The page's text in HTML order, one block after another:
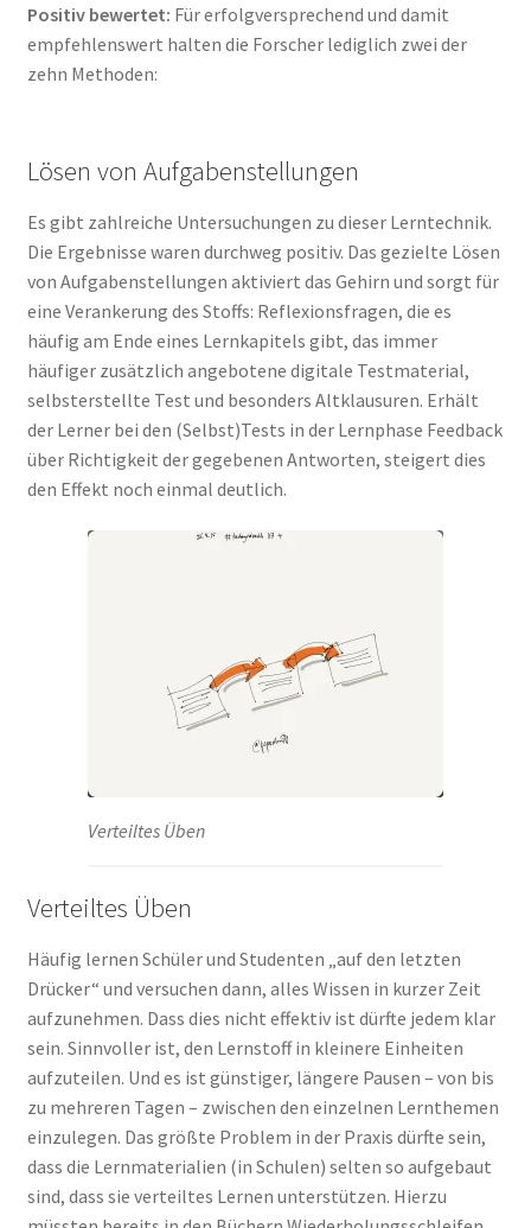
Positiv bewertet: Für erfolgversprechend und damit
empfehlenswert halten die Forscher lediglich zwei der
zehn Methoden:
Lösen von Aufgabenstellungen
Es gibt zahlreiche Untersuchungen zu dieser Lerntechnik.
Die Ergebnisse waren durchweg positiv. Das gezielte Lösen
von Aufgabenstellungen aktiviert das Gehirn und sorgt für
eine Verankerung des Stoffs: Reflexionsfragen, die es
häufig am Ende eines Lernkapitels gibt, das immer
häufiger zusätzlich angebotene digitale Testmaterial,
selbsterstellte Test und besonders Altklausuren. Erhält
der Lerner bei den (Selbst)Tests in der Lernphase Feedback
über Richtigkeit der gegebenen Antworten, steigert dies
den Effekt noch einmal deutlich.
Verteiltes Üben
Verteiltes Üben
Häufig lernen Schüler und Studenten „auf den letzten
Drücker“ und versuchen dann, alles Wissen in kurzer Zeit
aufzunehmen. Dass dies nicht effektiv ist dürfte jedem klar
sein. Sinnvoller ist, den Lernstoff in kleinere Einheiten
aufzuteilen. Und es ist günstiger, längere Pausen – von bis
zu mehreren Tagen – zwischen den einzelnen Lernthemen
einzulegen. Das größte Problem in der Praxis dürfte sein,
dass die Lernmaterialien (in Schulen) selten so aufgebaut
sind, dass sie verteiltes Lernen unterstützen. Hierzu